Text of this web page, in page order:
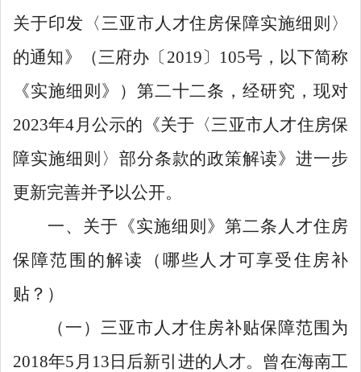
关于印发 〈 三亚市人才住房保障实施细则 〉
的通知》（三府办〔 2019〕 105号，以下简称
《实施细则》
） 第二十二条，经研究，现对
2023年4 月 公示的《关于 〈三亚市人才住房保
障实施细则 〉 部分条款的政策解读》进一步
更新完善并予以公开。
一、 关于 《实施细则》第二条人才住房
保障范围的解读（哪些人才可享受住房补
贴？）
（一）三亚市人才住房补贴保障范围为
2018年5 月 13 日后新引进的人才。曾在海南工